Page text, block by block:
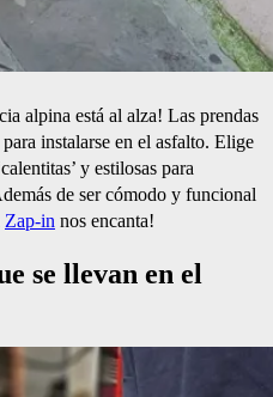
alpina está al alza! Las prendas
instalarse en el asfalto. Elige
y estilosas para
de ser cómodo y funcional
Zap-in nos encanta!
se llevan en el